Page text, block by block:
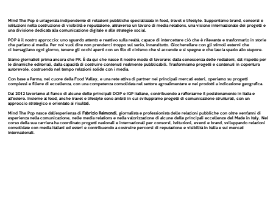
Mind The Pop è un’agenzia indipendente di relazioni pubbliche specializzata in food, travel e lifestyle. Supportiamo brand, consorzi e
istituzioni nella costruzione di visibilità e reputazione, attraverso un lavoro di media relations, una visione internazionale dei progetti e
una divisione dedicata alla comunicazione digitale e alle strategie social.
POP è il nostro approccio: uno sguardo attento e reattivo sulla realtà, capace di intercettare ciò che è rilevante e trasformarlo in storie
che parlano ai media. Per noi vuol dire non prenderci troppo sul serio, innanzitutto. Giocherellare con gli stimoli esterni che
ci bersagliano ogni giorno, tenere gli occhi aperti con un filo di cinismo che si accende e si spegne e che lascia spazio allo stupore.
Siamo giornalisti prima ancora che PR. È da qui che nasce il nostro modo di lavorare: dalla conoscenza delle redazioni, dal rispetto per
le dinamiche editoriali, dalla capacità di costruire contenuti realmente pubblicabili. Trasformiamo progetti e contenuti in copertura
autorevole, costruendo nel tempo relazioni solide con i media.
Con base a Parma, nel cuore della Food Valley, e una rete attiva di partner nei principali mercati esteri, operiamo su progetti
complessi e filiere di eccellenza, con una competenza consolidata nel settore agroalimentare e nei prodotti a indicazione geografica.
Dal 2012 lavoriamo al fianco di alcune delle principali DOP e IGP italiane, contribuendo a rafforzarne il posizionamento in Italia e
all’estero. Insieme al food, anche travel e lifestyle sono ambiti in cui sviluppiamo progetti di comunicazione strutturati, con un
approccio strategico e orientato ai risultati.
Mind The Pop nasce dall’esperienza di Fabrizio Raimondi, giornalista e professionista delle relazioni pubbliche con oltre vent’anni di
esperienza nella comunicazione, nelle media relations e nella valorizzazione di alcune delle principali eccellenze del Made in Italy. Nel
corso della sua carriera ha coordinato progetti nazionali e internazionali per consorzi, istituzioni, eventi e brand, sviluppando relazioni
consolidate con media italiani ed esteri e contribuendo a costruire percorsi di reputazione e visibilità in Italia e sui mercati
internazionali.